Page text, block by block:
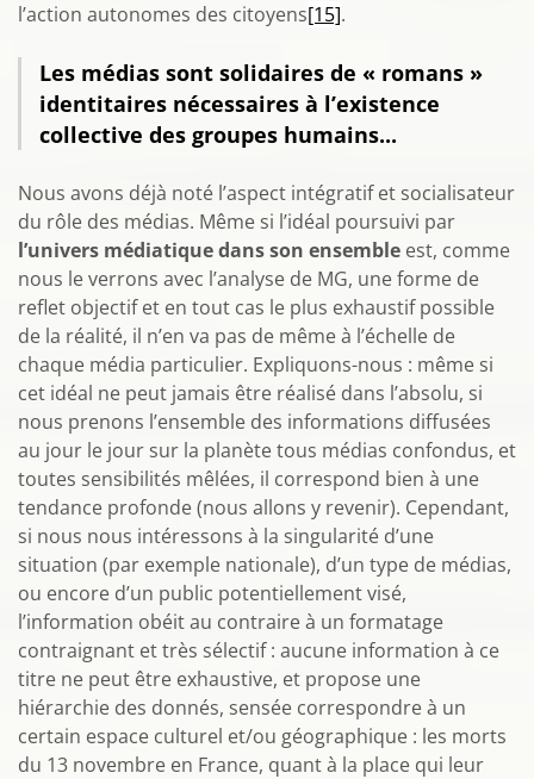
l’action autonomes des citoyens[15].
Les médias sont solidaires de « romans »
identitaires nécessaires à l’existence
collective des groupes humains...
Nous avons déjà noté l’aspect intégratif et socialisateur
du rôle des médias. Même si l’idéal poursuivi par
l’univers médiatique dans son ensemble est, comme
nous le verrons avec l’analyse de MG, une forme de
reflet objectif et en tout cas le plus exhaustif possible
de la réalité, il n’en va pas de même à l’échelle de
chaque média particulier. Expliquons-nous : même si
cet idéal ne peut jamais être réalisé dans l’absolu, si
nous prenons l’ensemble des informations diffusées
au jour le jour sur la planète tous médias confondus, et
toutes sensibilités mêlées, il correspond bien à une
tendance profonde (nous allons y revenir). Cependant,
si nous nous intéressons à la singularité d’une
situation (par exemple nationale), d’un type de médias,
ou encore d’un public potentiellement visé,
l’information obéit au contraire à un formatage
contraignant et très sélectif : aucune information à ce
titre ne peut être exhaustive, et propose une
hiérarchie des donnés, sensée correspondre à un
certain espace culturel et/ou géographique : les morts
du 13 novembre en France, quant à la place qui leur